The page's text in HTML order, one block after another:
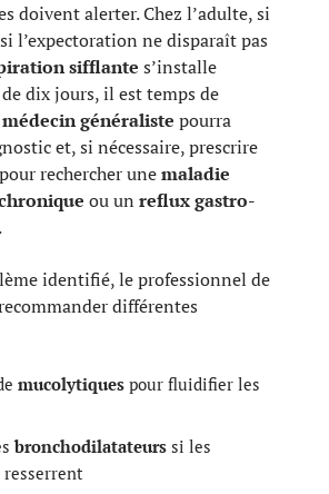
doivent alerter. Chez l’adulte, si
l’expectoration ne disparaît pas
sifflante s’installe
dix jours, il est temps de
médecin généraliste pourra
et, si nécessaire, prescrire
rechercher unemaladie
ou un reflux gastro-
identifié, le professionnel de
différentes
mucolytiques pour fluidifier les
bronchodilatateurs si les
resserrent